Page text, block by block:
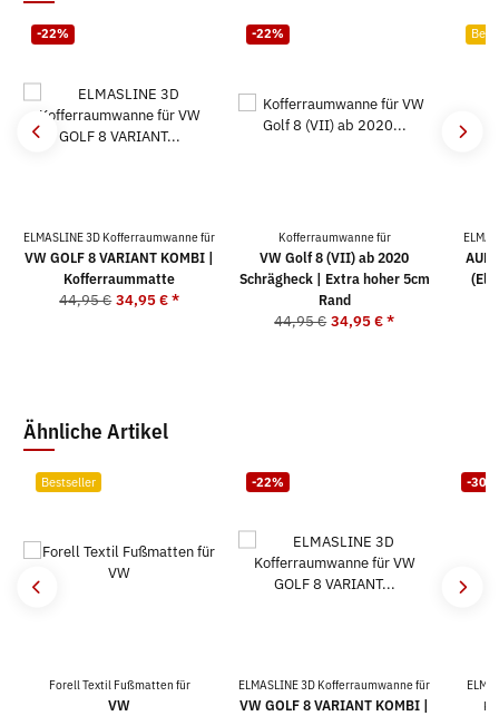
-22%
ELMASLINE 3D Kofferraumwanne für
VW GOLF 8 VARIANT KOMBI |
Kofferraummatte
44,95 € 34,95 €*
-22%
Kofferraumwanne für
VW Golf 8 (VII) ab 2020
Schrägheck | Extra hoher 5cm
Rand
44,95 € 34,95 €*
Ähnliche Artikel
Bestseller
Forell Textil Fußmatten für
VW
-22%
ELMASLINE 3D Kofferraumwanne für
VW GOLF 8 VARIANT KOMBI |
-30%